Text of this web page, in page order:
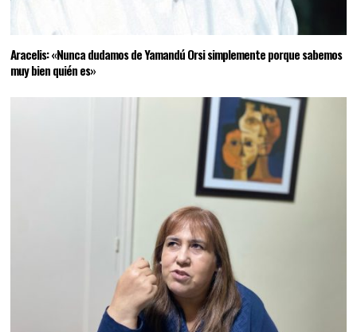
Aracelis: «Nunca dudamos de Yamandú Orsi simplemente porque sabemos
muy bien quién es»